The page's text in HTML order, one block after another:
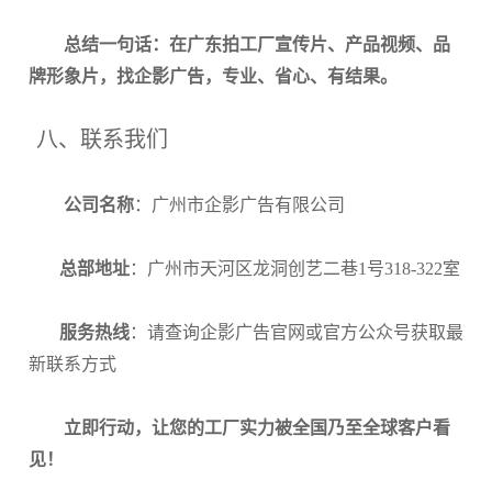
总结一句话：在广东拍工厂宣传片、产品视频、品
牌形象片，找企影广告，专业、省心、有结果。
八、联系我们
公司名称：广州市企影广告有限公司
总部地址：广州市天河区龙洞创艺二巷1号318-322室
服务热线：请查询企影广告官网或官方公众号获取最
新联系方式
立即行动，让您的工厂实力被全国乃至全球客户看
见！